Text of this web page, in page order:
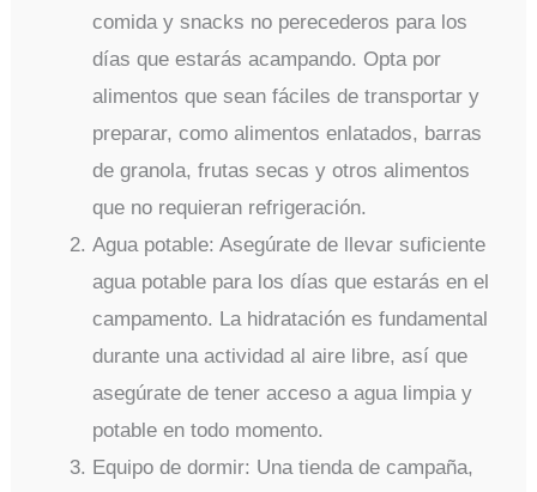
comida y snacks no perecederos para los
días que estarás acampando. Opta por
alimentos que sean fáciles de transportar y
preparar, como alimentos enlatados, barras
de granola, frutas secas y otros alimentos
que no requieran refrigeración.
Agua potable: Asegúrate de llevar suficiente
agua potable para los días que estarás en el
campamento. La hidratación es fundamental
durante una actividad al aire libre, así que
asegúrate de tener acceso a agua limpia y
potable en todo momento.
Equipo de dormir: Una tienda de campaña,